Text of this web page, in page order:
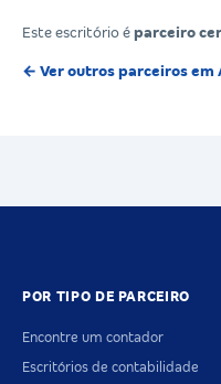
Este escritório é parceiro
← Ver outros parceiros em
POR TIPO DE PARCEIRO
Encontre um contador
Escritórios de contabilidade